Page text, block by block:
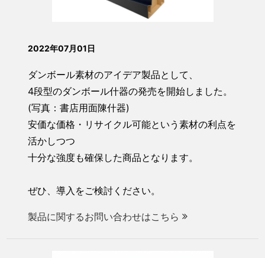
2022年07月01日
ダンボール素材のアイデア製品として、
4段型のダンボール什器の発売を開始しました。
(写真：書店用面陳什器)
安価な価格・リサイクル可能という素材の利点を
活かしつつ
十分な強度も確保した商品となります。
ぜひ、導入をご検討ください。
製品に関するお問い合わせはこちら